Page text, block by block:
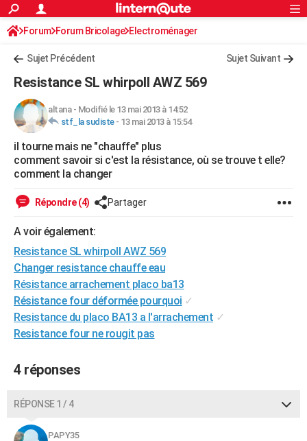
ACTUALITÉS
Politique
Société
Faits Divers
Education
Monde
Villes
+
FINANCE
Retraite
Impôts
Epargne
Immobilier
Risques naturels par ville
Banque
Assurance
Crédit
AUTO
Essais
Réserver un essai
Citadines
Berlines
SUV
Forum auto
+HIGH-TECH
Mobiles
Meilleur smartphone
Internet
Ordinateurs
Jeux vidéo
Guide high-tech
+
Forum
Aménagement intérieur
Extérieur
Cuisine
Salle de bains
Jardinage
Rangement
WEEK-END
Guides de France
Escapades
Patrimoine
Expositions
Musées
Week-end nature
+LIFESTYLE
Art de vivre
Bien-être
Loisirs
Mode
Modes de vie
SANTE
Alimentation
Guide de la santé
Maladies
Médicaments
Sommeil
VOYAGE
Destinations
City break
Voyage nature
Voyage de noces
Forum
Climat
+PHOTO
BONS PLANS
CARTE DE VOEUX
Carte de Noël
Carte Bonne année
Carte Saint-Valentin
Carte Pâques
Carte d'anniversaire
DICTIONNAIRE
S'inscrire
Connexion
Forum Forum Bricolage Electroménager
Sujet Précédent Sujet Suivant
Resistance SL whirpoll AWZ 569
altana- Modifié le 13 mai 2013 à 14:52
stf_la sudiste- 13 mai 2013 à 15:54
il tourne mais ne "chauffe" plus
comment savoir si c'est la résistance, où se trouve t elle?
comment la changer
Répondre (4) Partager
A voir également:
Resistance SL whirpoll AWZ 569
Changer resistance chauffe eau
Résistance arrachement placo ba13
Résistance four déformée pourquoi ✓
Resistance du placo BA13 a l'arrachement ✓
Resistance four ne rougit pas
4 réponses
RÉPONSE 1 / 4
PAPY35